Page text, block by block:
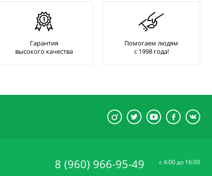
Гарантия
высокого качества
Помогаем людям
с 1998 года!
8 (960) 966-95-49 c 4:00 до 16:00